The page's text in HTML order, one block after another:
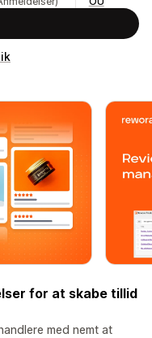
for at skabe tillid
med nemt at